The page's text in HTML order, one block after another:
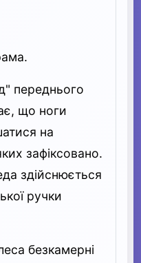
переднього
що ноги
на
зафіксовано.
здійснюється
ручки
безкамерні